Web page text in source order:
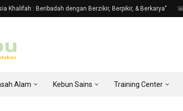
Khalifah : Beribadah dengan Berzikir, Berpikir, & Berkarya" ☏
Alam Kebun Sains Training Center